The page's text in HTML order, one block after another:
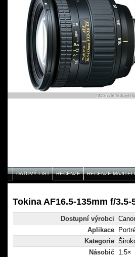
DATOVÝ LIST RECENZE RECENZE
Tokina AF16.5-135mm f/
Dostupní výrobci
Aplikace
Kategorie
Násobič 1.5×